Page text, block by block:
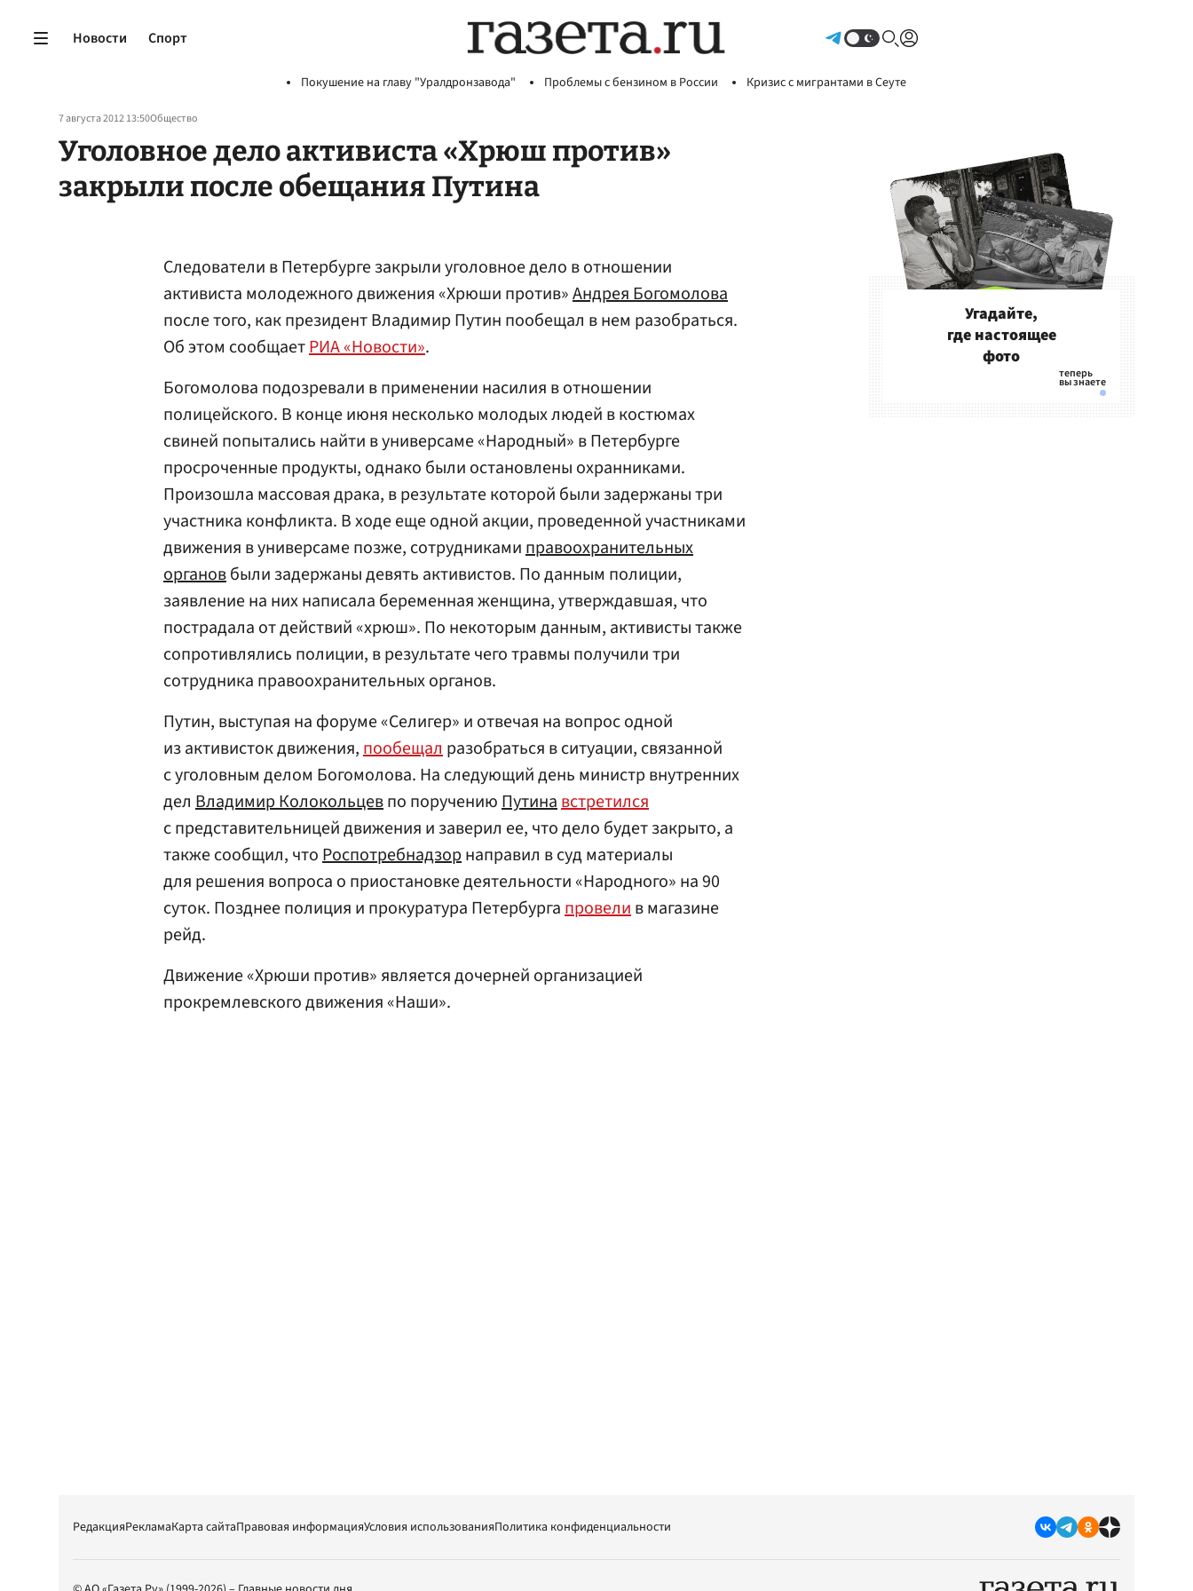
Новости Спорт
Покушение на главу "Уралдронзавода" Проблемы с бензином в России Кризис с мигрантами в Сеуте
7 августа 2012 13:50Общество
Уголовное дело активиста «Хрюш против»
закрыли после обещания Путина
Следователи в Петербурге закрыли уголовное дело в отношении
активиста молодежного движения «Хрюши против»Андрея Богомолова
после того, как президент Владимир Путин пообещал в нем разобраться.
Об этом сообщаетРИА «Новости».
Богомолова подозревали в применении насилия в отношении
полицейского. В конце июня несколько молодых людей в костюмах
свиней попытались найти в универсаме «Народный» в Петербурге
просроченные продукты, однако были остановлены охранниками.
Произошла массовая драка, в результате которой были задержаны три
участника конфликта. В ходе еще одной акции, проведенной участниками
движения в универсаме позже, сотрудникамиправоохранительных
органовбыли задержаны девять активистов. По данным полиции,
заявление на них написала беременная женщина, утверждавшая, что
пострадала от действий «хрюш». По некоторым данным, активисты также
сопротивлялись полиции, в результате чего травмы получили три
сотрудника правоохранительных органов.
Путин, выступая на форуме «Селигер» и отвечая на вопрос одной
из активисток движения,пообещалразобраться в ситуации, связанной
с уголовным делом Богомолова. На следующий день министр внутренних
дел Владимир Колокольцевпо поручениюПутинавстретился
с представительницей движения и заверил ее, что дело будет закрыто, а
также сообщил, чтоРоспотребнадзорнаправил в суд материалы
для решения вопроса о приостановке деятельности «Народного» на 90
суток. Позднее полиция и прокуратура Петербургапровелив магазине
рейд.
Движение «Хрюши против» является дочерней организацией
прокремлевского движения «Наши».
Угадайте,
где настоящее
фото
РедакцияРекламаКарта сайтаПравовая информацияУсловия использованияПолитика конфиденциальности